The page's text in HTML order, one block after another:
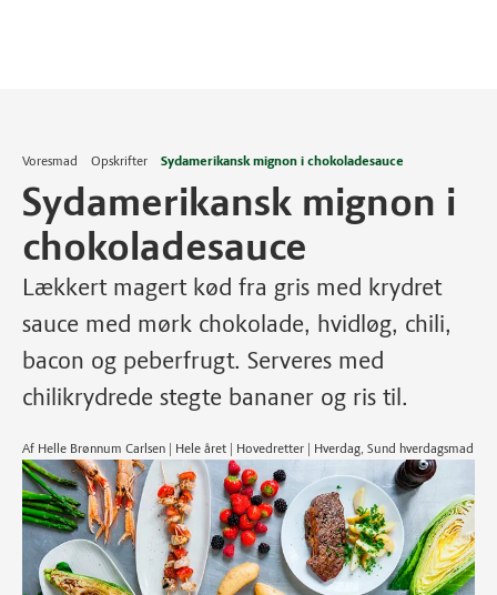
Voresmad Opskrifter Sydamerikansk mignon i chokoladesauce
Sydamerikansk mignon i
chokoladesauce
Lækkert magert kød fra gris med krydret
sauce med mørk chokolade, hvidløg, chili,
bacon og peberfrugt. Serveres med
chilikrydrede stegte bananer og ris til.
Af Helle Brønnum Carlsen | Hele året | Hovedretter | Hverdag, Sund hverdagsmad